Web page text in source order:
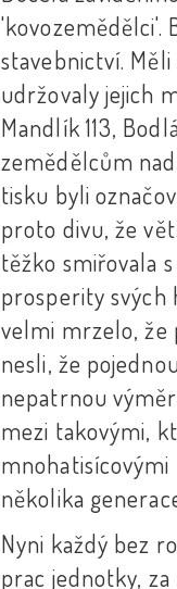
'kovozemědělci'.
stavebnictví.
udržovaly jejich
Mandlík 113,
zemědělcům
tisku byli
proto divu, že
těžko smiřovala
prosperity svých
velmi mrzelo, že
nesli, že
nepatrnou
mezi takovými,
několika
Nyni každý bez
prac jednotky,